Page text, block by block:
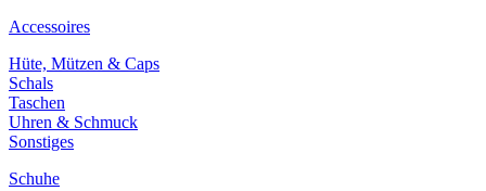
Accessoires
Hüte, Mützen & Caps
Schals
Taschen
Uhren & Schmuck
Sonstiges
Schuhe